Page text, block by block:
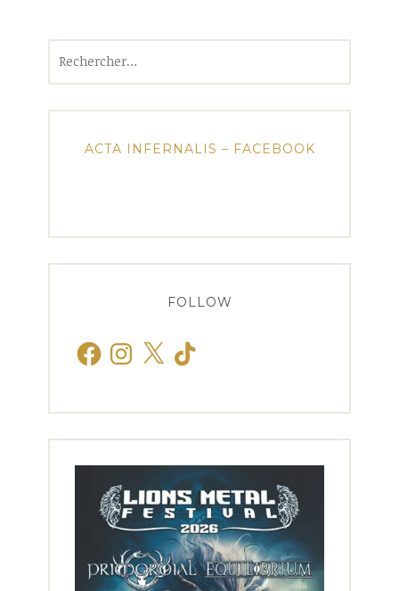
ACTA INFERNALIS – FACEBOOK
FOLLOW
FacebookInstagram
X TikTok